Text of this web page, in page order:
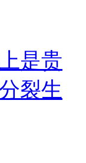
是贵
裂生